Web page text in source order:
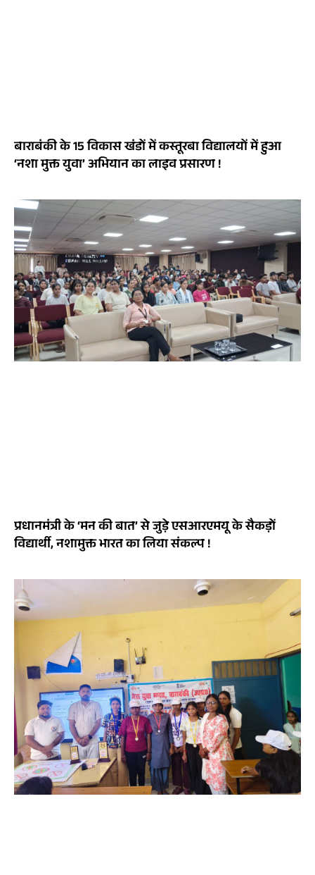
बाराबंकी के 15 विकास खंडों में कस्तूरबा विद्यालयों में हुआ
‘नशा मुक्त युवा’ अभियान का लाइव प्रसारण !
प्रधानमंत्री के ‘मन की बात’ से जुड़े एसआरएमयू के सैकड़ों
विद्यार्थी, नशामुक्त भारत का लिया संकल्प !